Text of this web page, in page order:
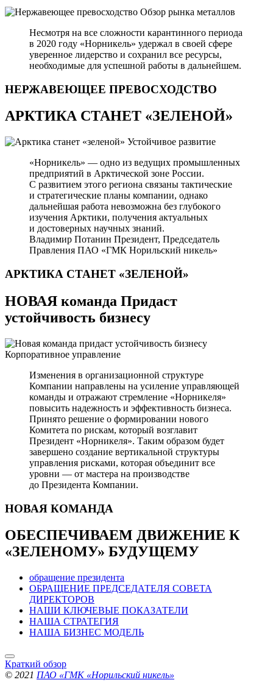
Обзор рынка металлов
Несмотря на все сложности карантинного периода
в 2020 году «Норникель» удержал в своей сфере
уверенное лидерство и сохранил все ресурсы,
необходимые для успешной работы в дальнейшем.
НЕРЖАВЕЮЩЕЕ ПРЕВОСХОДСТВО
АРКТИКА СТАНЕТ «ЗЕЛЕНОЙ»
Устойчивое развитие
«Норникель» — одно из ведущих промышленных
предприятий в Арктической зоне России.
С развитием этого региона связаны тактические
и стратегические планы компании, однако
дальнейшая работа невозможна без глубокого
изучения Арктики, получения актуальных
и достоверных научных знаний.
Владимир Потанин Президент, Председатель
Правления ПАО «ГМК Норильский никель»
АРКТИКА СТАНЕТ «ЗЕЛЕНОЙ»
НОВАЯ команда Придаст
устойчивость бизнесу
Корпоративное управление
Изменения в организационной структуре
Компании направлены на усиление управляющей
команды и отражают стремление «Норникеля»
повысить надежность и эффективность бизнеса.
Принято решение о формировании нового
Комитета по рискам, который возглавит
Президент «Норникеля». Таким образом будет
завершено создание вертикальной структуры
управления рисками, которая объединит все
уровни — от мастера на производстве
до Президента Компании.
НОВАЯ КОМАНДА
ОБЕСПЕЧИВАЕМ ДВИЖЕНИЕ К
«ЗЕЛЕНОМУ» БУДУЩЕМУ
обращение президента
ОБРАЩЕНИЕ ПРЕДСЕДАТЕЛЯ СОВЕТА
ДИРЕКТОРОВ
НАШИ КЛЮЧЕВЫЕ ПОКАЗАТЕЛИ
НАША СТРАТЕГИЯ
НАША БИЗНЕС МОДЕЛЬ
Краткий обзор
© 2021 ПАО «ГМК «Норильский никель»